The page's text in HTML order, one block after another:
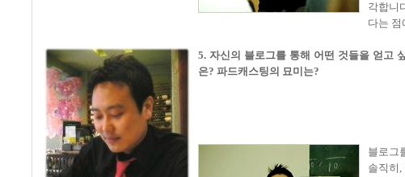
각합니
다는 점
5. 자신의 블로그를 통해 어떤 것들을 얻고
은? 파드캐스팅의 묘미는?
블로그
솔직히,